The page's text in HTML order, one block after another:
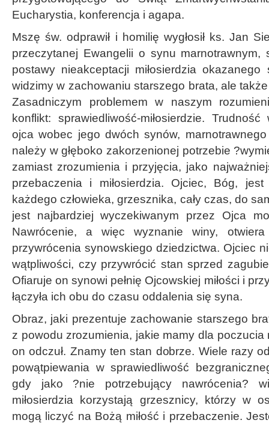
Eucharystia, konferencja i agapa.
Mszę św. odprawił i homilię wygłosił ks. Jan
przeczytanej Ewangelii o synu marnotrawnym,
postawy nieakceptacji miłosierdzia
widzimy w zachowaniu starszego brata, ale
Zasadniczym problemem w naszym
konflikt: sprawiedliwość-miłosierdzie.
ojca wobec jego dwóch synów,
należy w głęboko zakorzenionej potrzebie
zamiast zrozumienia i przyjęcia, jako
przebaczenia i miłosierdzia. Ojciec, Bóg,
każdego człowieka, grzesznika, cały czas, do
jest najbardziej wyczekiwanym przez Ojca
Nawrócenie, a więc wyznanie winy,
przywrócenia synowskiego dziedzictwa. Ojciec
wątpliwości, czy przywrócić stan sprzed
Ofiaruje on synowi pełnię Ojcowskiej miłości i
łączyła ich obu do czasu oddalenia się syna.
Obraz, jaki prezentuje zachowanie starszego
z powodu zrozumienia, jakie mamy dla poczucia
on odczuł. Znamy ten stan dobrze. Wiele razy
powątpiewania w sprawiedliwość
gdy jako ?nie potrzebujący nawrócenia?
miłosierdzia korzystają grzesznicy, którzy w
mogą liczyć na Bożą miłość i przebaczenie.